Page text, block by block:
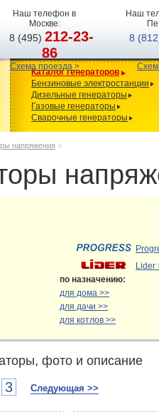
Наш телефон в
Москве:
8 (495)212-23-
86
Схема проезда >
Наш
8
Каталог генераторов
Бензиновые электростанции
Дизельные генераторы
Газовые генераторы
Сварочные генераторы
напряжения >
Lider
по назначению:
для дома >>
для дачи >>
для котлов >>
фото и описание
3 Следующая >>